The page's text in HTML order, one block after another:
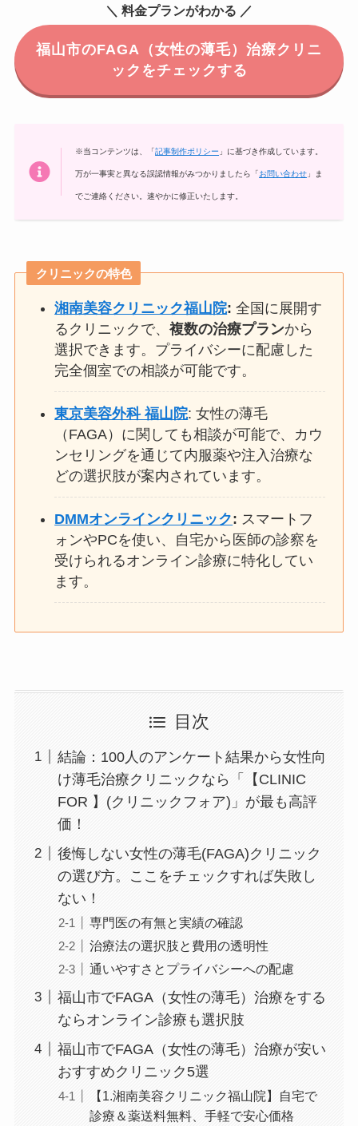
＼ 料金プランがわかる ／
福山市のFAGA（女性の薄毛）治療クリニ
ックをチェックする
※当コンテンツは、「記事制作ポリシー 」に基づき作成しています。
万が一事実と異なる誤認情報がみつかりましたら「お問い合わせ 」ま
でご連絡ください。速やかに修正いたします。
クリニックの特色
湘南美容クリニック福山院: 全国に展開す
るクリニックで、複数の治療プランから
選択できます。プライバシーに配慮した
完全個室での相談が可能です。
東京美容外科 福山院: 女性の薄毛
（FAGA）に関しても相談が可能で、カウ
ンセリングを通じて内服薬や注入治療な
どの選択肢が案内されています。
DMMオンラインクリニック: スマートフ
ォンやPCを使い、自宅から医師の診察を
受けられるオンライン診療に特化してい
ます。
目次
結論：100人のアンケート結果から女性向
け薄毛治療クリニックなら「【CLINIC
FOR 】(クリニックフォア)」が最も高評
価！
後悔しない女性の薄毛(FAGA)クリニック
の選び方。ここをチェックすれば失敗し
ない！
専門医の有無と実績の確認
治療法の選択肢と費用の透明性
通いやすさとプライバシーへの配慮
福山市でFAGA（女性の薄毛）治療をする
ならオンライン診療も選択肢
福山市でFAGA（女性の薄毛）治療が安い
おすすめクリニック5選
【1.湘南美容クリニック福山院】自宅で
診療＆薬送料無料、手軽で安心価格